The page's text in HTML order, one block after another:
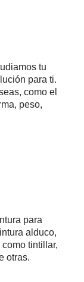
tu
para ti.
como el
peso,
para
alduco,
tintillar,
otras.